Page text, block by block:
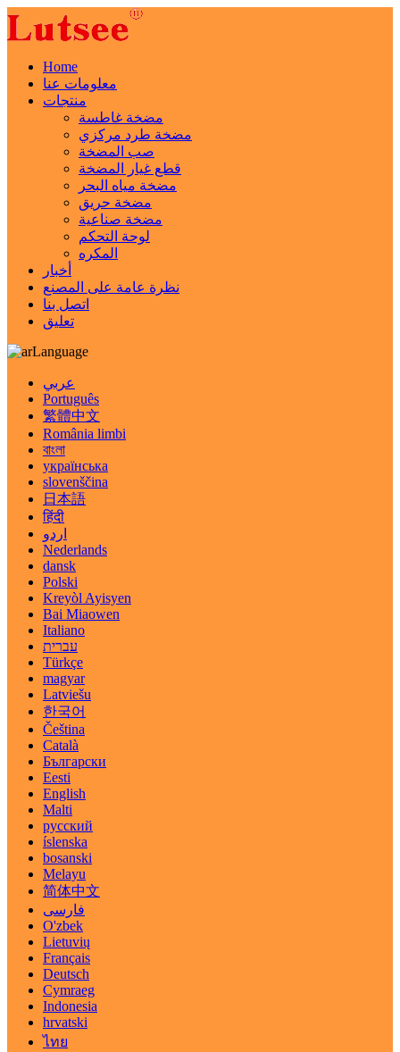
Home
معلومات عنا
منتجات
مضخة غاطسة
مضخة طرد مركزي
صب المضخة
قطع غيار المضخة
مضخة مياه البحر
مضخة حريق
مضخة صناعية
لوحة التحكم
المكره
أخبار
نظرة عامة على المصنع
اتصل بنا
تعليق
Language
عربي
Português
繁體中文
România limbi
বাংলা
українська
slovenščina
日本語
हिंदी
اردو
Nederlands
dansk
Polski
Kreyòl Ayisyen
Bai Miaowen
Italiano
עברית
Türkçe
magyar
Latviešu
한국어
Čeština
Català
Български
Eesti
English
Malti
русский
íslenska
bosanski
Melayu
简体中文
فارسی
O'zbek
Lietuvių
Français
Deutsch
Cymraeg
Indonesia
hrvatski
ไทย